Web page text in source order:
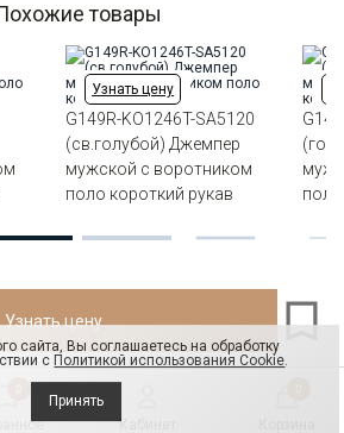
товары
Узнать цену
G149R-KO1246T-SA5120
(св.голубой) Джемпер
мужской с воротником
поло короткий рукав
Узнать цену
Кабинет
сайта, Вы соглашаетесь на обработку
с Политикой использования Cookie.
Принять